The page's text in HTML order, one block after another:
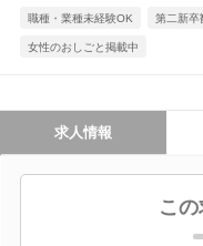
職種・業種未経験OK 第二新卒
女性のおしごと掲載中
求人情報
こ